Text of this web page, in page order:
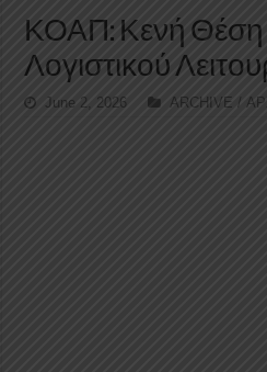
ΚΟΑΠ: Κενή
Λογιστικού
June 2, 2026 ARCHIVE /